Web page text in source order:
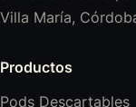
Villa María,
Productos
Pods Descartables